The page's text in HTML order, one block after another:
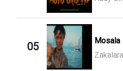
05
Mosala
Zakalara